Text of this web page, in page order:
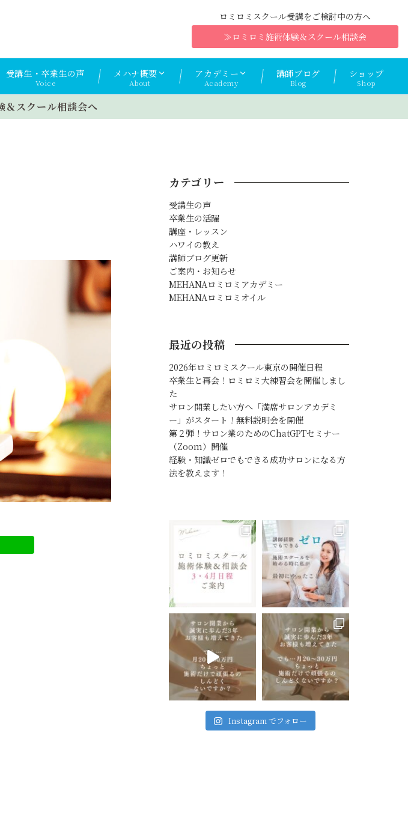
ロミロミスクール受講をご検討中の方へ
≫ロミロミ施術体験＆スクール相談会
受講生・卒業生の声
Voice
メハナ概要
About
アカデミー
Academy
講師ブログ
Blog
ショップ
Shop
スクール相談会へ
カテゴリー
受講生の声
卒業生の活躍
講座・レッスン
ハワイの教え
講師ブログ更新
ご案内・お知らせ
MEHANAロミロミアカデミー
MEHANAロミロミオイル
最近の投稿
2026年ロミロミスクール東京の開催日程
卒業生と再会！ロミロミ大練習会を開催しまし
た
サロン開業したい方へ「満席サロンアカデミ
ー」がスタート！無料説明会を開催
第２弾！サロン業のためのChatGPTセミナー
（Zoom）開催
経験・知識ゼロでもできる成功サロンになる方
法を教えます！
Instagram でフォロー